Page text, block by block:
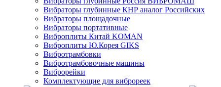
Вибраторы глубинные КНР аналог Российских
Вибраторы площадочные
Вибраторы портативные
Виброплиты Китай KOMAN
Виброплиты Ю.Корея GIKS
Вибротрамбовки
Вибротрамбовочные машины
Виброрейки
Комплектующие для виброреек